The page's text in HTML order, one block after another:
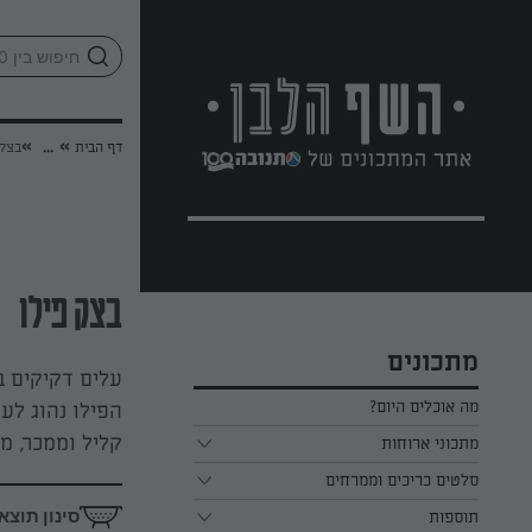
מתכונים
מה אוכלים היום?
מתכוני ארוחות
ארוחת בוקר
ארוחת צהריים
סלטים כריכים וממרחים
כל הסלטים כריכים וממרחים
תוספות
דף הבית »
...
»
בצק פילו
עלים
הפילו נהוג
קליל וממכר,
סינון